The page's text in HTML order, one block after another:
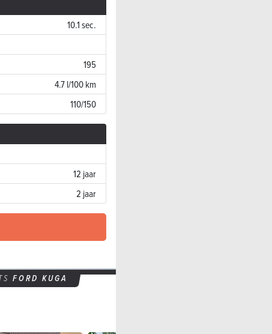
10.1 sec.
195
4.7 l/100 km
110/150
12 jaar
2 jaar
FORD KUGA